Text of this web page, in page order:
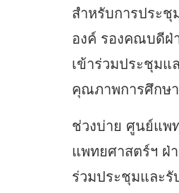
สำหรับการประ
องค์ รองคณบดีฝ่
เข้าร่วมประชุม
คุณภาพการศึกษ
ช่วงบ่าย ศูนย์แพ
แพทยศาสตร์ฯ ฝ่
ร่วมประชุมและ